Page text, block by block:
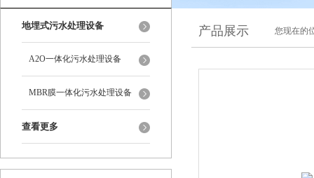
地埋式污水处理设备
A2O一体化污水处理设备
MBR膜一体化污水处理设备
查看更多
产品展示 您现在的